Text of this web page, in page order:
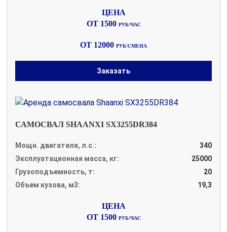
ОТ 1500 РУБ/ЧАС
ОТ 12000 РУБ/СМЕНА
Заказать
САМОСВАЛ SHAANXI SX3255DR384
Мощн. двигателя, л.с.:
340
Эксплуатационная масса, кг:
25000
Грузоподъемность, т:
20
Объем кузова, м3:
19,3
ОТ 1500 РУБ/ЧАС